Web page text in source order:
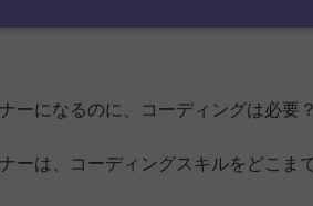
ーになるのに、コーディングは必要？
ーは、コーディングスキルをどこま